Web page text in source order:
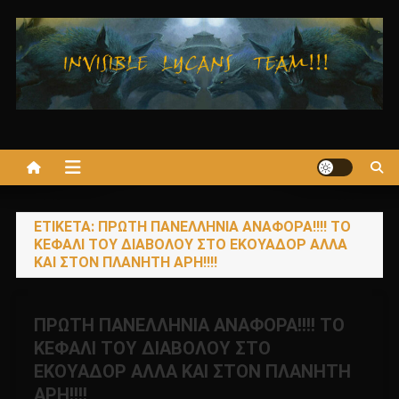
στο
περιεχόμενο
ΕΤΙΚΈΤΑ: ΠΡΩΤΗ ΠΑΝΕΛΛΗΝΙΑ ΑΝΑΦΟΡΑ!!!! ΤΟ
ΚΕΦΑΛΙ ΤΟΥ ΔΙΑΒΟΛΟΥ ΣΤΟ ΕΚΟΥΑΔΟΡ ΑΛΛΑ
ΚΑΙ ΣΤΟΝ ΠΛΑΝΗΤΗ ΑΡΗ!!!!
ΠΡΩΤΗ ΠΑΝΕΛΛΗΝΙΑ ΑΝΑΦΟΡΑ!!!! ΤΟ
ΚΕΦΑΛΙ ΤΟΥ ΔΙΑΒΟΛΟΥ ΣΤΟ
ΕΚΟΥΑΔΟΡ ΑΛΛΑ ΚΑΙ ΣΤΟΝ ΠΛΑΝΗΤΗ
ΑΡΗ!!!!